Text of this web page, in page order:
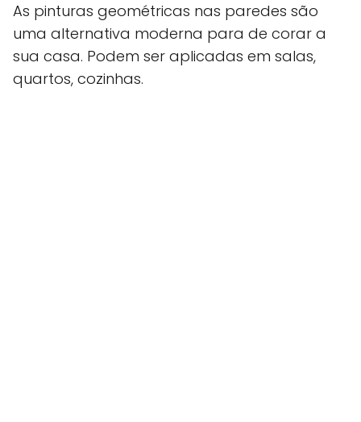
As pinturas geométricas nas paredes são
uma alternativa moderna para de corar a
sua casa. Podem ser aplicadas em salas,
quartos, cozinhas.